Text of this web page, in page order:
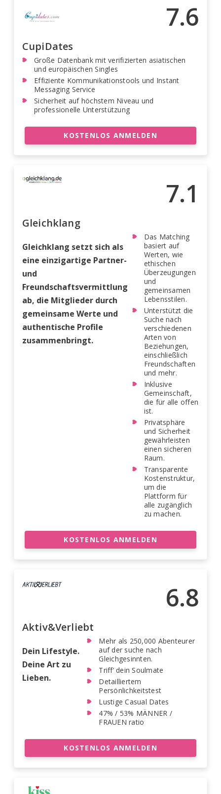
7.6
CupiDates
Große Datenbank mit verifizierten asiatischen
und europäischen Singles
Effiziente Kommunikationstools und Instant
Messaging Service
Sicherheit auf höchstem Niveau und
professionelle Unterstützung
KOSTENLOS ANMELDEN
7.1
Gleichklang
Gleichklang setzt sich als
eine einzigartige Partner-
und
Freundschaftsvermittlung
ab, die Mitglieder durch
gemeinsame Werte und
authentische Profile
zusammenbringt.
Das Matching
basiert auf
Werten, wie
ethischen
Überzeugungen
und
gemeinsamen
Lebensstilen.
Unterstützt die
Suche nach
verschiedenen
Arten von
Beziehungen,
einschließlich
Freundschaften
und mehr.
Inklusive
Gemeinschaft,
die für alle offen
ist.
Privatsphäre
und Sicherheit
gewährleisten
einen sicheren
Raum.
Transparente
Kostenstruktur,
um die
Plattform für
alle zugänglich
zu machen.
KOSTENLOS ANMELDEN
6.8
Aktiv&Verliebt
Dein Lifestyle.
Deine Art zu
Lieben.
Mehr als 250,000 Abenteurer
auf der suche nach
Gleichgesinnten.
Triff’ dein Soulmate
Detailliertem
Persönlichkeitstest
Lustige Casual Dates
47% / 53% MÄNNER /
FRAUEN ratio
KOSTENLOS ANMELDEN